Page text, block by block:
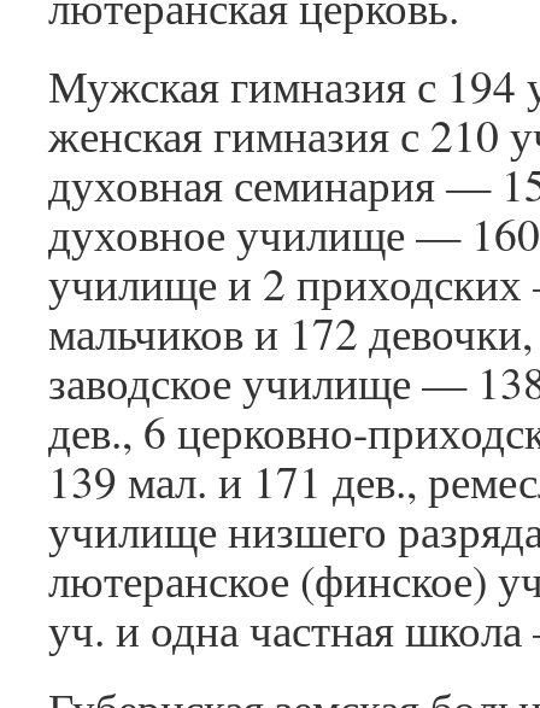
Мужская гимназия с 194
женская гимназия с 210
духовная семинария —
духовное училище — 160
училище и 2
мальчиков и 172
заводское училище —
дев., 6 церковно-
139 мал. и 171 дев.,
училище низшего
лютеранское (финское)
уч. и одна частная